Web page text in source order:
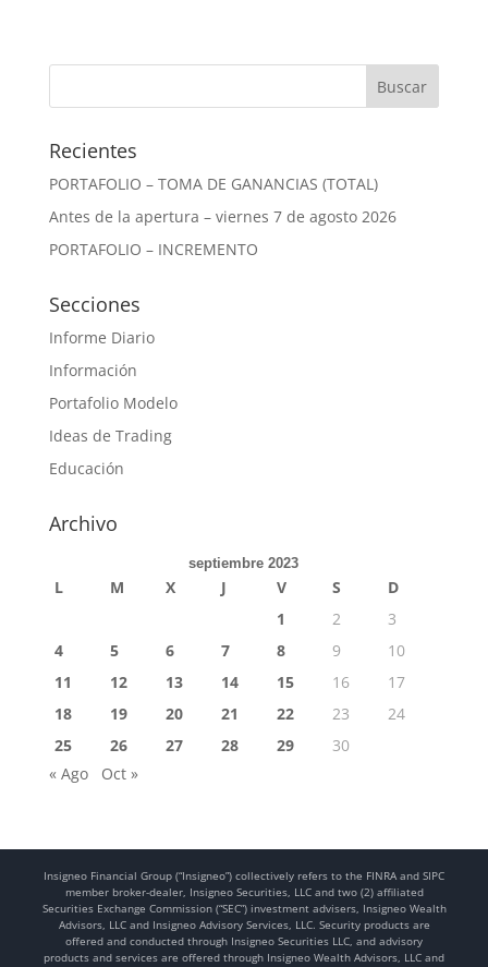
Recientes
PORTAFOLIO – TOMA DE GANANCIAS (TOTAL)
Antes de la apertura – viernes 7 de agosto 2026
PORTAFOLIO – INCREMENTO
Secciones
Informe Diario
Información
Portafolio Modelo
Ideas de Trading
Educación
Archivo
septiembre 2023
L M X J V S
D
1
2
3
4
5 6 7 8 9
10
11
12 13 14 15 16
17
18
19 20 21 22 23
24
25
26 27 28 29
30
« Ago
Oct »
Insigneo Financial Group (“Insigneo”) collectively refers to the FINRA and SIPC
member broker-dealer, Insigneo Securities, LLC and two (2) affiliated
Securities Exchange Commission (“SEC”) investment advisers, Insigneo Wealth
Advisors, LLC and Insigneo Advisory Services, LLC. Security products are
offered and conducted through Insigneo Securities LLC, and advisory
products and services are offered through Insigneo Wealth Advisors, LLC and